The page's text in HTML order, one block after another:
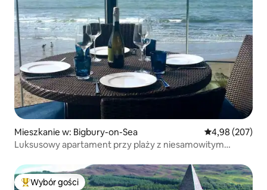
Mieszkanie w: Bigbury-on-Sea Średnia
4,98 (207)
Luksusowy apartament przy plaży z niesamowitym
Najpopularniejsze z kategorii Wybór gości
Wybór gości